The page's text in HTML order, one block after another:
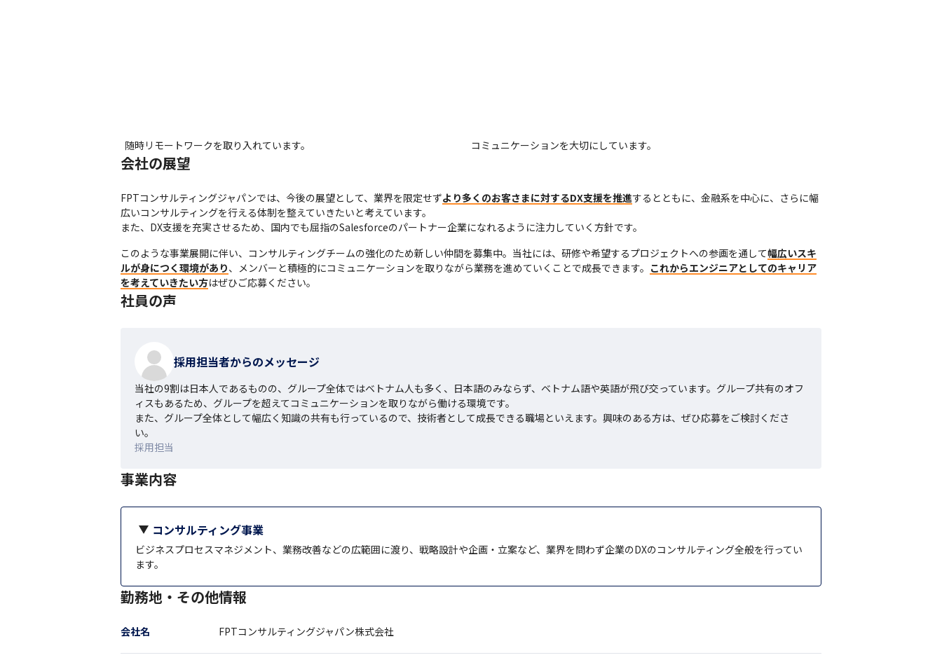
随時リモートワークを取り入れています。 コミュニケーションを大切にしています。
会社の展望
FPTコンサルティングジャパンでは、今後の展望として、業界を限定せずより多くのお客さまに対するDX支援を推進するとともに、金融系を中心に、さらに幅
広いコンサルティングを行える体制を整えていきたいと考えています。
また、DX支援を充実させるため、国内でも屈指のSalesforceのパートナー企業になれるように注力していく方針です。
このような事業展開に伴い、コンサルティングチームの強化のため新しい仲間を募集中。当社には、研修や希望するプロジェクトへの参画を通して幅広いスキ
ルが身につく環境があり、メンバーと積極的にコミュニケーションを取りながら業務を進めていくことで成長できます。 これからエンジニアとしてのキャリア
を考えていきたい方はぜひご応募ください。
社員の声
採用担当者からのメッセージ
当社の9割は日本人であるものの、グループ全体ではベトナム人も多く、日本語のみならず、ベトナム語や英語が飛び交っています。グループ共有のオフ
ィスもあるため、グループを超えてコミュニケーションを取りながら働ける環境です。
また、グループ全体として幅広く知識の共有も行っているので、技術者として成長できる職場といえます。興味のある方は、ぜひ応募をご検討くださ
い。
採用担当
事業内容
コンサルティング事業
ビジネスプロセスマネジメント、業務改善などの広範囲に渡り、戦略設計や企画・立案など、業界を問わず企業のDXのコンサルティング全般を行ってい
ます。
勤務地・その他情報
会社名 FPTコンサルティングジャパン株式会社